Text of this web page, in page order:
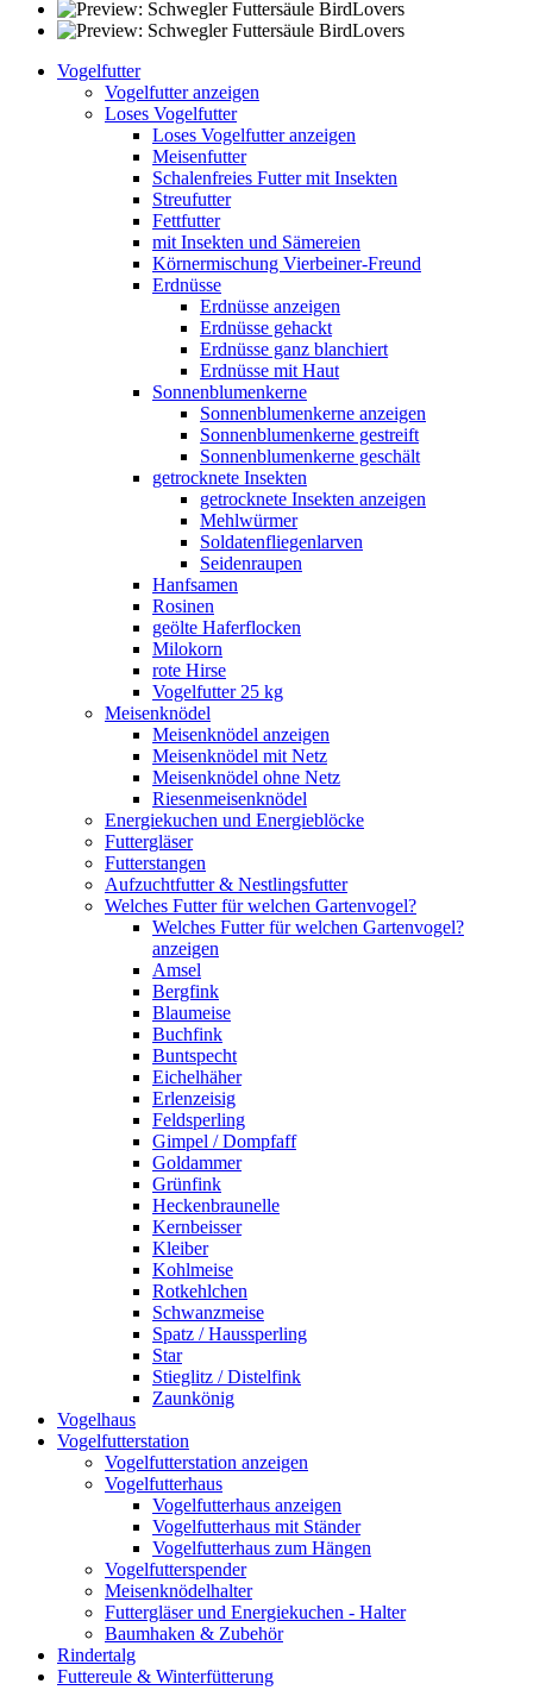
Vogelfutter
Vogelfutter anzeigen
Loses Vogelfutter
Loses Vogelfutter anzeigen
Meisenfutter
Schalenfreies Futter mit Insekten
Streufutter
Fettfutter
mit Insekten und Sämereien
Körnermischung Vierbeiner-Freund
Erdnüsse
Erdnüsse anzeigen
Erdnüsse gehackt
Erdnüsse ganz blanchiert
Erdnüsse mit Haut
Sonnenblumenkerne
Sonnenblumenkerne anzeigen
Sonnenblumenkerne gestreift
Sonnenblumenkerne geschält
getrocknete Insekten
getrocknete Insekten anzeigen
Mehlwürmer
Soldatenfliegenlarven
Seidenraupen
Hanfsamen
Rosinen
geölte Haferflocken
Milokorn
rote Hirse
Vogelfutter 25 kg
Meisenknödel
Meisenknödel anzeigen
Meisenknödel mit Netz
Meisenknödel ohne Netz
Riesenmeisenknödel
Energiekuchen und Energieblöcke
Futtergläser
Futterstangen
Aufzuchtfutter & Nestlingsfutter
Welches Futter für welchen Gartenvogel?
Welches Futter für welchen Gartenvogel?
anzeigen
Amsel
Bergfink
Blaumeise
Buchfink
Buntspecht
Eichelhäher
Erlenzeisig
Feldsperling
Gimpel / Dompfaff
Goldammer
Grünfink
Heckenbraunelle
Kernbeisser
Kleiber
Kohlmeise
Rotkehlchen
Schwanzmeise
Spatz / Haussperling
Star
Stieglitz / Distelfink
Zaunkönig
Vogelhaus
Vogelfutterstation
Vogelfutterstation anzeigen
Vogelfutterhaus
Vogelfutterhaus anzeigen
Vogelfutterhaus mit Ständer
Vogelfutterhaus zum Hängen
Vogelfutterspender
Meisenknödelhalter
Futtergläser und Energiekuchen - Halter
Baumhaken & Zubehör
Rindertalg
Futtereule & Winterfütterung